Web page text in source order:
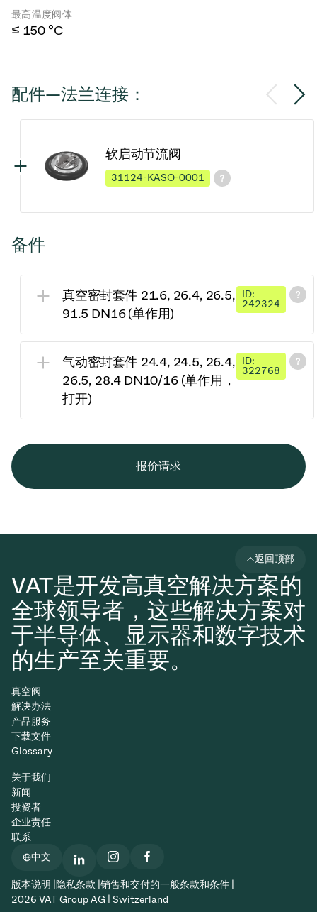
最高温度阀体
≤ 150 °C
配件—法兰连接：
软启动节流阀
31124-KASO-0001
备件
真空密封套件 21.6, 26.4, 26.5,
91.5 DN16 (单作用)
ID:
242324
气动密封套件 24.4, 24.5, 26.4,
26.5, 28.4 DN10/16 (单作用，
打开)
ID:
322768
报价请求
VAT是开发高真空解决方案的
全球领导者，这些解决方案对
于半导体、显示器和数字技术
的生产至关重要。
返回顶部
真空阀
解决办法
产品服务
下载文件
Glossary
关于我们
新闻
投资者
企业责任
联系
中文
版本说明 | 隐私条款 | 销售和交付的一般条款和条件 |
2026 VAT Group AG | Switzerland